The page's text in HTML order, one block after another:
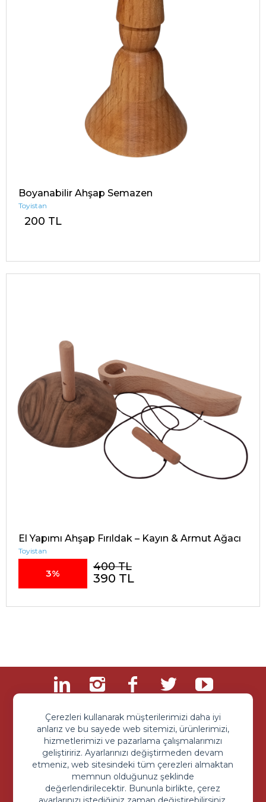
Boyanabilir Ahşap Semazen
Toyistan
200 TL
El Yapımı Ahşap Fırıldak – Kayın & Armut Ağacı
Toyistan
3%
400 TL
390 TL
Çerezleri kullanarak müşterilerimizi daha iyi
anlarız ve bu sayede web sitemizi, ürünlerimizi,
hizmetlerimizi ve pazarlama çalışmalarımızı
geliştiririz. Ayarlarınızı değiştirmeden devam
etmeniz, web sitesindeki tüm çerezleri almaktan
memnun olduğunuz şeklinde
değerlendirilecektir. Bununla birlikte, çerez
Sipariş ve Sorularınız İçin
+90 850 203 9093